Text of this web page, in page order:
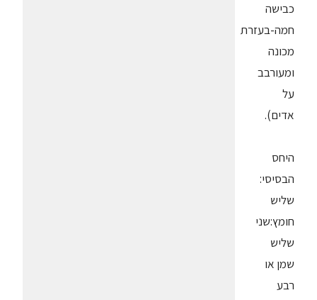
כבישה
חמה-בעזרת
מכונה
ומעורבב
על
אדים).
היחס
הבסיסי:
שליש
חומץ:שני
שליש
שמן או
רבע